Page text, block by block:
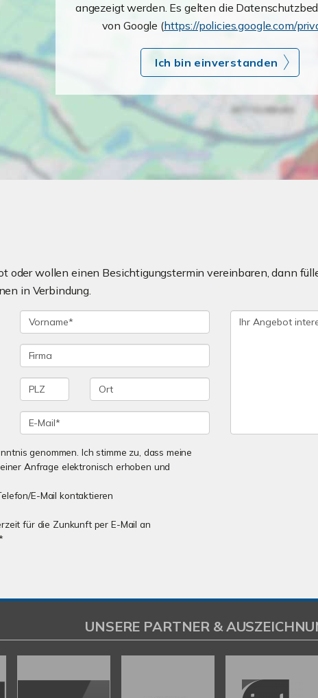
angezeigt werden. Es gelten die
von Google (https://policies.google.com/
Ich bin einverstanden
oder wollen einen Besichtigungstermin vereinbaren, dann
in Verbindung.
genommen. Ich stimme zu, dass meine
Anfrage elektronisch erhoben und
E-Mail kontaktieren
für die Zunkunft per E-Mail an
UNSERE PARTNER &